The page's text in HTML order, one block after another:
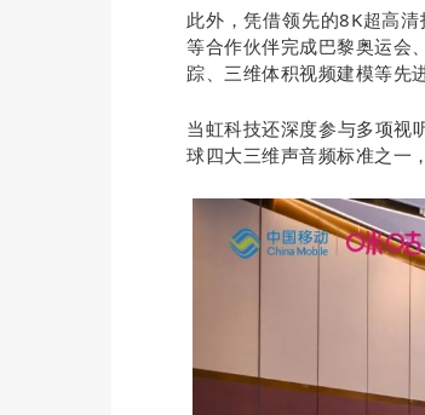
此外，凭借领先的8K超高清
等合作伙伴完成巴黎奥运会
踪、三维体积视频建模等先
当虹科技还深度参与多项视
球四大三维声音频标准之一